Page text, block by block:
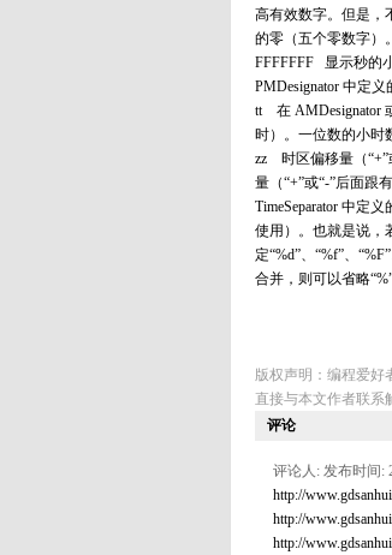
高有效数字。但是，
的零（五个零数字）
FFFFFFF 显示秒的
PMDesignator 中定
tt 在 AMDesignator
时）。一位数的小时
zz 时区偏移量（“+”
量（“+”或“-”后面跟
TimeSeparator 中定
使用）。也就是说，
定“%d”、“%f”、
合并，则可以省略
版权声明：编程爱
直接与本文作者联系
评论
评论人: 发布时间:
http://
http://
http://